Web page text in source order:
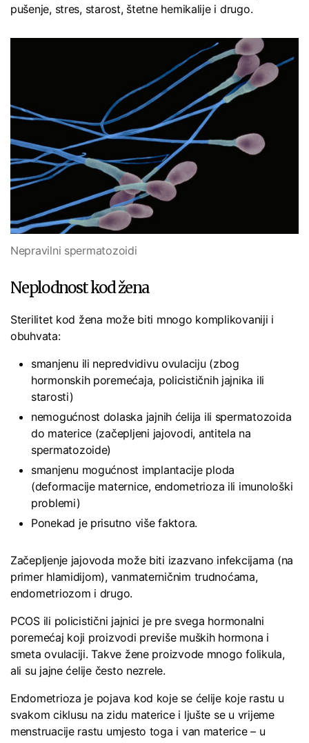
pušenje, stres, starost, štetne hemikalije i drugo.
Nepravilni spermatozoidi
Neplodnost kod žena
Sterilitet kod žena može biti mnogo komplikovaniji i
obuhvata:
smanjenu ili nepredvidivu ovulaciju (zbog
hormonskih poremećaja, policističnih jajnika ili
starosti)
nemogućnost dolaska jajnih ćelija ili spermatozoida
do materice (začepljeni jajovodi, antitela na
spermatozoide)
smanjenu mogućnost implantacije ploda
(deformacije maternice, endometrioza ili imunološki
problemi)
Ponekad je prisutno više faktora.
Začepljenje jajovoda može biti izazvano infekcijama (na
primer hlamidijom), vanmaterničnim trudnoćama,
endometriozom i drugo.
PCOS ili policistični jajnici je pre svega hormonalni
poremećaj koji proizvodi previše muških hormona i
smeta ovulaciji. Takve žene proizvode mnogo folikula,
ali su jajne ćelije često nezrele.
Endometrioza je pojava kod koje se ćelije koje rastu u
svakom ciklusu na zidu materice i ljušte se u vrijeme
menstruacije rastu umjesto toga i van materice – u